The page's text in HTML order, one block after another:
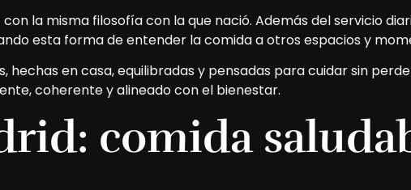
la misma filosofía con la que nació. Además del servicio
esta forma de entender la comida a otros espacios y
hechas en casa, equilibradas y pensadas para cuidar sin
coherente y alineado con el bienestar.
comida